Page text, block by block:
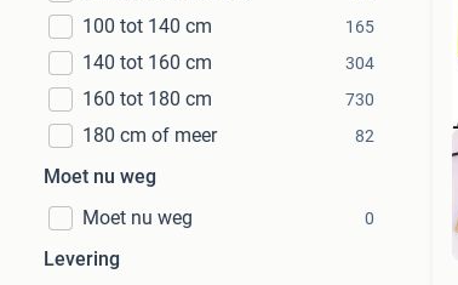
100 tot 140 cm 165
140 tot 160 cm 304
160 tot 180 cm 730
180 cm of meer 82
Moet nu weg
Moet nu weg
0
Levering